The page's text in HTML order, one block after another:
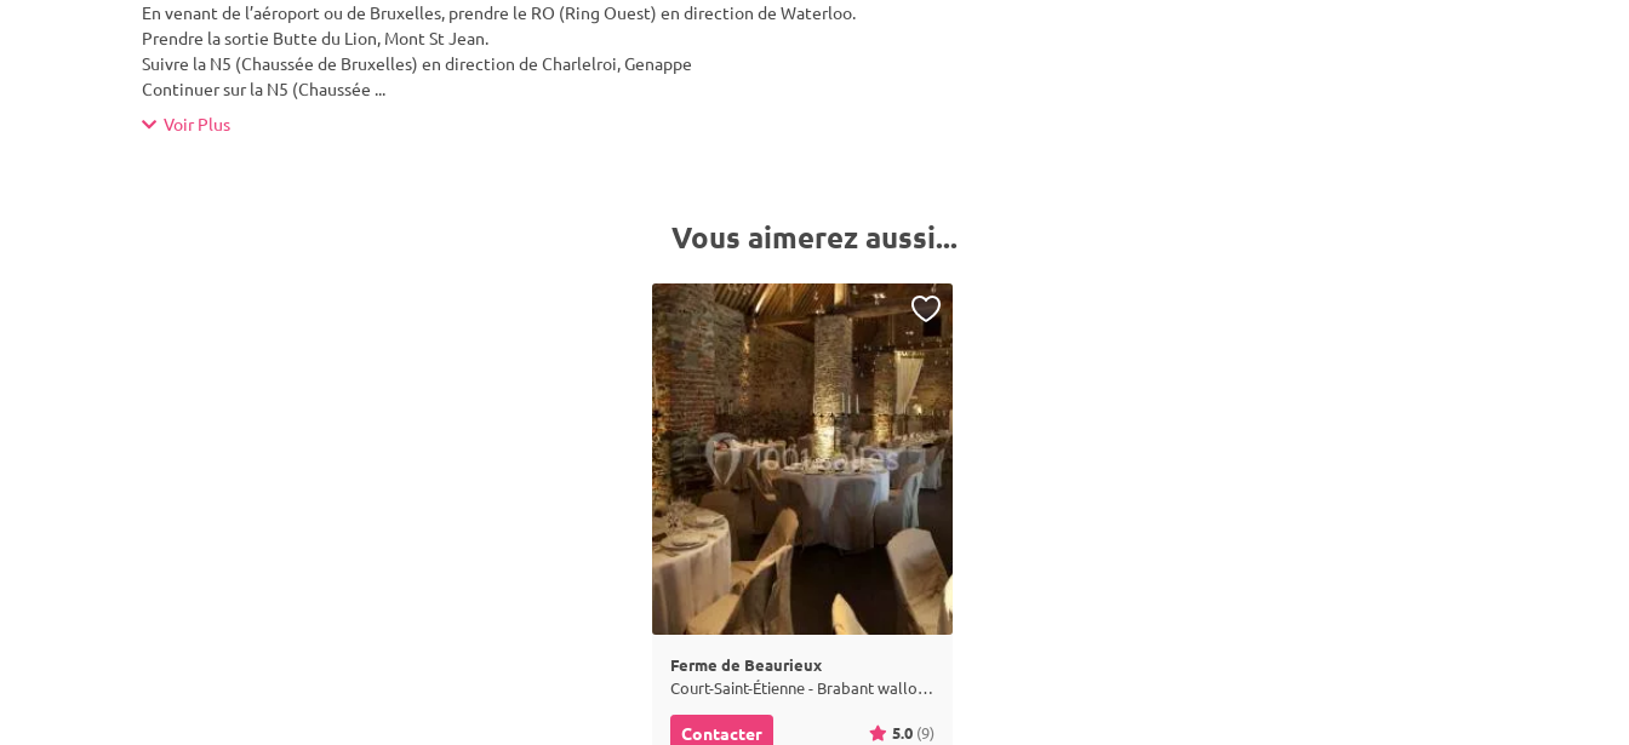
En venant de l’aéroport ou de Bruxelles, prendre le RO (Ring Ouest) en direction de Waterloo.
Prendre la sortie Butte du Lion, Mont St Jean.
Suivre la N5 (Chaussée de Bruxelles) en direction de Charlelroi, Genappe
Continuer sur la N5 (Chaussée ...
Voir Plus
Vous aimerez aussi...
Ferme de Beaurieux
Court-Saint-Étienne - Brabant wallon (WBR)
Contacter 5.0 (9)